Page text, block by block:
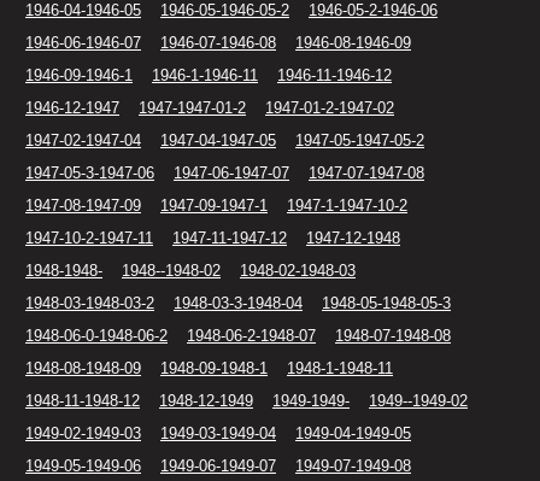
1946-04-1946-05
1946-05-1946-05-2
1946-05-2-1946-06
1946-06-1946-07
1946-07-1946-08
1946-08-1946-09
1946-09-1946-1
1946-1-1946-11
1946-11-1946-12
1946-12-1947
1947-1947-01-2
1947-01-2-1947-02
1947-02-1947-04
1947-04-1947-05
1947-05-1947-05-2
1947-05-3-1947-06
1947-06-1947-07
1947-07-1947-08
1947-08-1947-09
1947-09-1947-1
1947-1-1947-10-2
1947-10-2-1947-11
1947-11-1947-12
1947-12-1948
1948-1948-
1948--1948-02
1948-02-1948-03
1948-03-1948-03-2
1948-03-3-1948-04
1948-05-1948-05-3
1948-06-0-1948-06-2
1948-06-2-1948-07
1948-07-1948-08
1948-08-1948-09
1948-09-1948-1
1948-1-1948-11
1948-11-1948-12
1948-12-1949 1949-1949-
1949--1949-02
1949-02-1949-03
1949-03-1949-04
1949-04-1949-05
1949-05-1949-06
1949-06-1949-07
1949-07-1949-08